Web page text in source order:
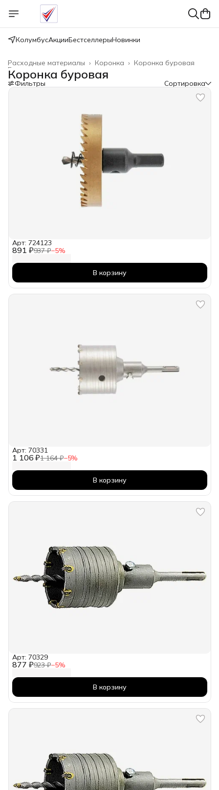
КолумбусАкцииБестселлерыНовинки
Коронка буровая
Коронка ›
Расходные материалы ›
Главная
Коронка буровая
Фильтры Сортировка
891 ₽937 ₽−5%
Арт: 724123
В корзину
1 106 ₽1 164 ₽−5%
Арт: 70331
В корзину
877 ₽923 ₽−5%
Арт: 70329
В корзину